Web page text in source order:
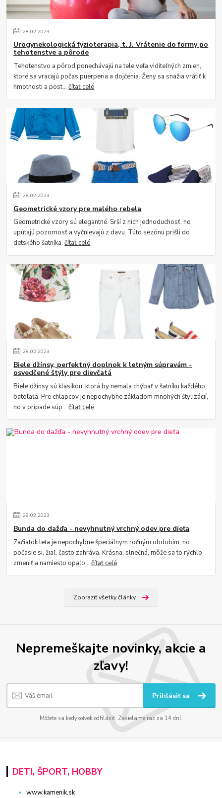
28.02.2023
Urogynekologická fyzioterapia, t. J. Vrátenie do formy po
tehotenstve a pôrode
Tehotenstvo a pôrod ponechávajú na tele veľa viditeľných zmien,
ktoré sa vracajú počas puerperia a dojčenia. Ženy sa snažia vrátiť k
hmotnosti a post...čítať celé
28.02.2023
Geometrické vzory pre malého rebela
Geometrické vzory sú elegantné. Srší z nich jednoduchosť, no
upútajú pozornosť a vyčnievajú z davu. Túto sezónu prišli do
detského šatníka.čítať celé
28.02.2023
Biele džínsy, perfektný doplnok k letným súpravám -
osvedčené štýly pre dievčatá
Biele džínsy sú klasikou, ktorá by nemala chýbať v šatníku každého
batoľaťa. Pre chlapcov je nepochybne základom mnohých štylizácií,
no v prípade súp...čítať celé
28.02.2023
Bunda do dažďa - nevyhnutný vrchný odev pre dieťa
Začiatok leta je nepochybne špeciálnym ročným obdobím, no
počasie si, žiaľ, často zahráva. Krásna, slnečná, môže sa to rýchlo
zmeniť a namiesto opaľo...čítať celé
Zobraziť všetky články
Nepremeškajte novinky, akcie a
zľavy!
Prihlásiť sa
Môžete sa kedykoľvek odhlásiť. Zasielame raz za 14 dní.
DETI, ŠPORT, HOBBY
www.kamenik.sk